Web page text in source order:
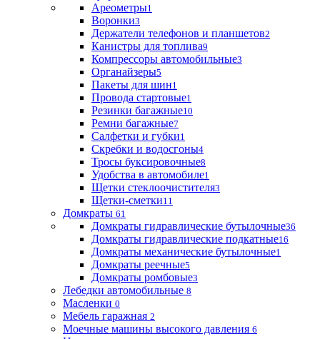
Ареометры1
Воронки3
Держатели телефонов и планшетов2
Канистры для топлива9
Компрессоры автомобильные3
Органайзеры5
Пакеты для шин1
Провода стартовые1
Резинки багажные10
Ремни багажные7
Салфетки и губки1
Скребки и водосгоны4
Тросы буксировочные8
Удобства в автомобиле1
Щетки стеклоочистителя3
Щетки-сметки11
Домкраты 61
Домкраты гидравлические бутылочные36
Домкраты гидравлические подкатные16
Домкраты механические бутылочные1
Домкраты реечные5
Домкраты ромбовые3
Лебедки автомобильные 8
Масленки 0
Мебель гаражная 2
Моечные машины высокого давления 6